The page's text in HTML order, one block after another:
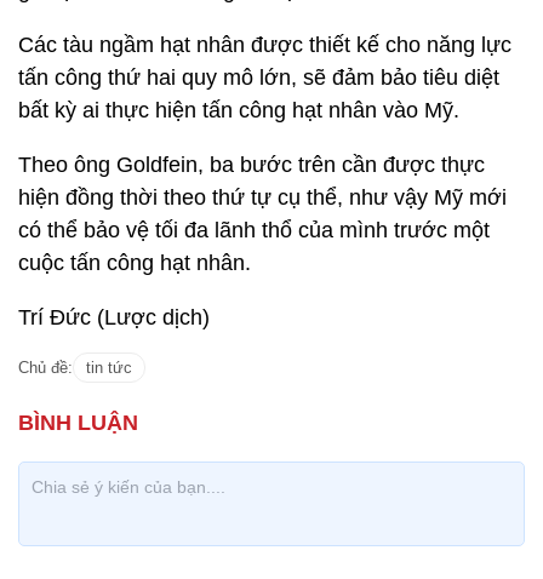
Các tàu ngầm hạt nhân được thiết kế cho năng lực
tấn công thứ hai quy mô lớn, sẽ đảm bảo tiêu diệt
bất kỳ ai thực hiện tấn công hạt nhân vào Mỹ.
Theo ông Goldfein, ba bước trên cần được thực
hiện đồng thời theo thứ tự cụ thể, như vậy Mỹ mới
có thể bảo vệ tối đa lãnh thổ của mình trước một
cuộc tấn công hạt nhân.
Trí Đức (Lược dịch)
Chủ đề: tin tức